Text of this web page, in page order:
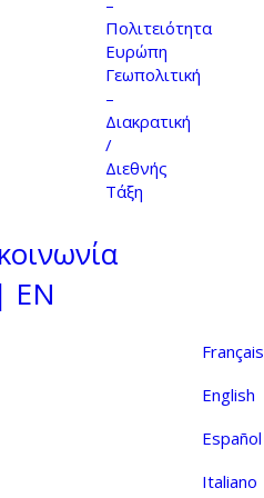
–
Πολιτειότητα
Ευρώπη
Γεωπολιτική
–
Διακρατική
/
Διεθνής
Τάξη
EN
Français
English
Español
Italiano